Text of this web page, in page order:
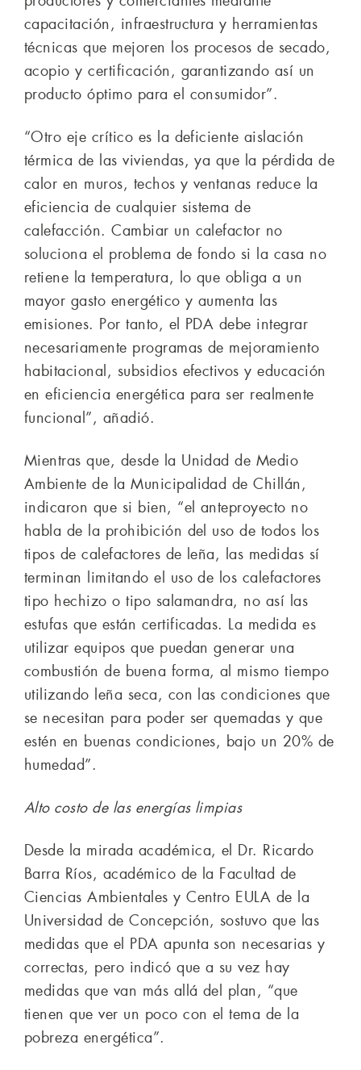
capacitación, infraestructura y herramientas
técnicas que mejoren los procesos de secado,
acopio y certificación, garantizando así un
producto óptimo para el consumidor”.
“Otro eje crítico es la deficiente aislación
térmica de las viviendas, ya que la pérdida de
calor en muros, techos y ventanas reduce la
eficiencia de cualquier sistema de
calefacción. Cambiar un calefactor no
soluciona el problema de fondo si la casa no
retiene la temperatura, lo que obliga a un
mayor gasto energético y aumenta las
emisiones. Por tanto, el PDA debe integrar
necesariamente programas de mejoramiento
habitacional, subsidios efectivos y educación
en eficiencia energética para ser realmente
funcional”, añadió.
Mientras que, desde la Unidad de Medio
Ambiente de la Municipalidad de Chillán,
indicaron que si bien, “el anteproyecto no
habla de la prohibición del uso de todos los
tipos de calefactores de leña, las medidas sí
terminan limitando el uso de los calefactores
tipo hechizo o tipo salamandra, no así las
estufas que están certificadas. La medida es
utilizar equipos que puedan generar una
combustión de buena forma, al mismo tiempo
utilizando leña seca, con las condiciones que
se necesitan para poder ser quemadas y que
estén en buenas condiciones, bajo un 20% de
humedad”.
Alto costo de las energías limpias
Desde la mirada académica, el Dr. Ricardo
Barra Ríos, académico de la Facultad de
Ciencias Ambientales y Centro EULA de la
Universidad de Concepción, sostuvo que las
medidas que el PDA apunta son necesarias y
correctas, pero indicó que a su vez hay
medidas que van más allá del plan, “que
tienen que ver un poco con el tema de la
pobreza energética”.